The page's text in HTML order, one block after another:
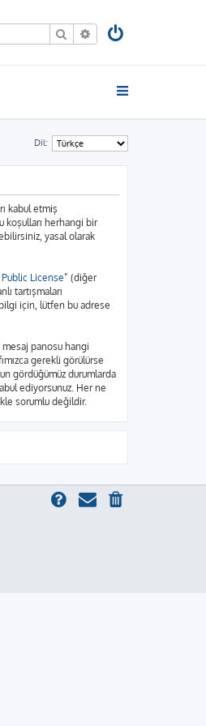
Ara Gelişmiş arama
Dil:
kabul etmiş
koşulları herhangi bir
yasal olarak
License” (diğer
tartışmaları
için, lütfen bu adrese
panosu hangi
gerekli görülürse
gördüğümüz durumlarda
ediyorsunuz. Her ne
sorumlu değildir.